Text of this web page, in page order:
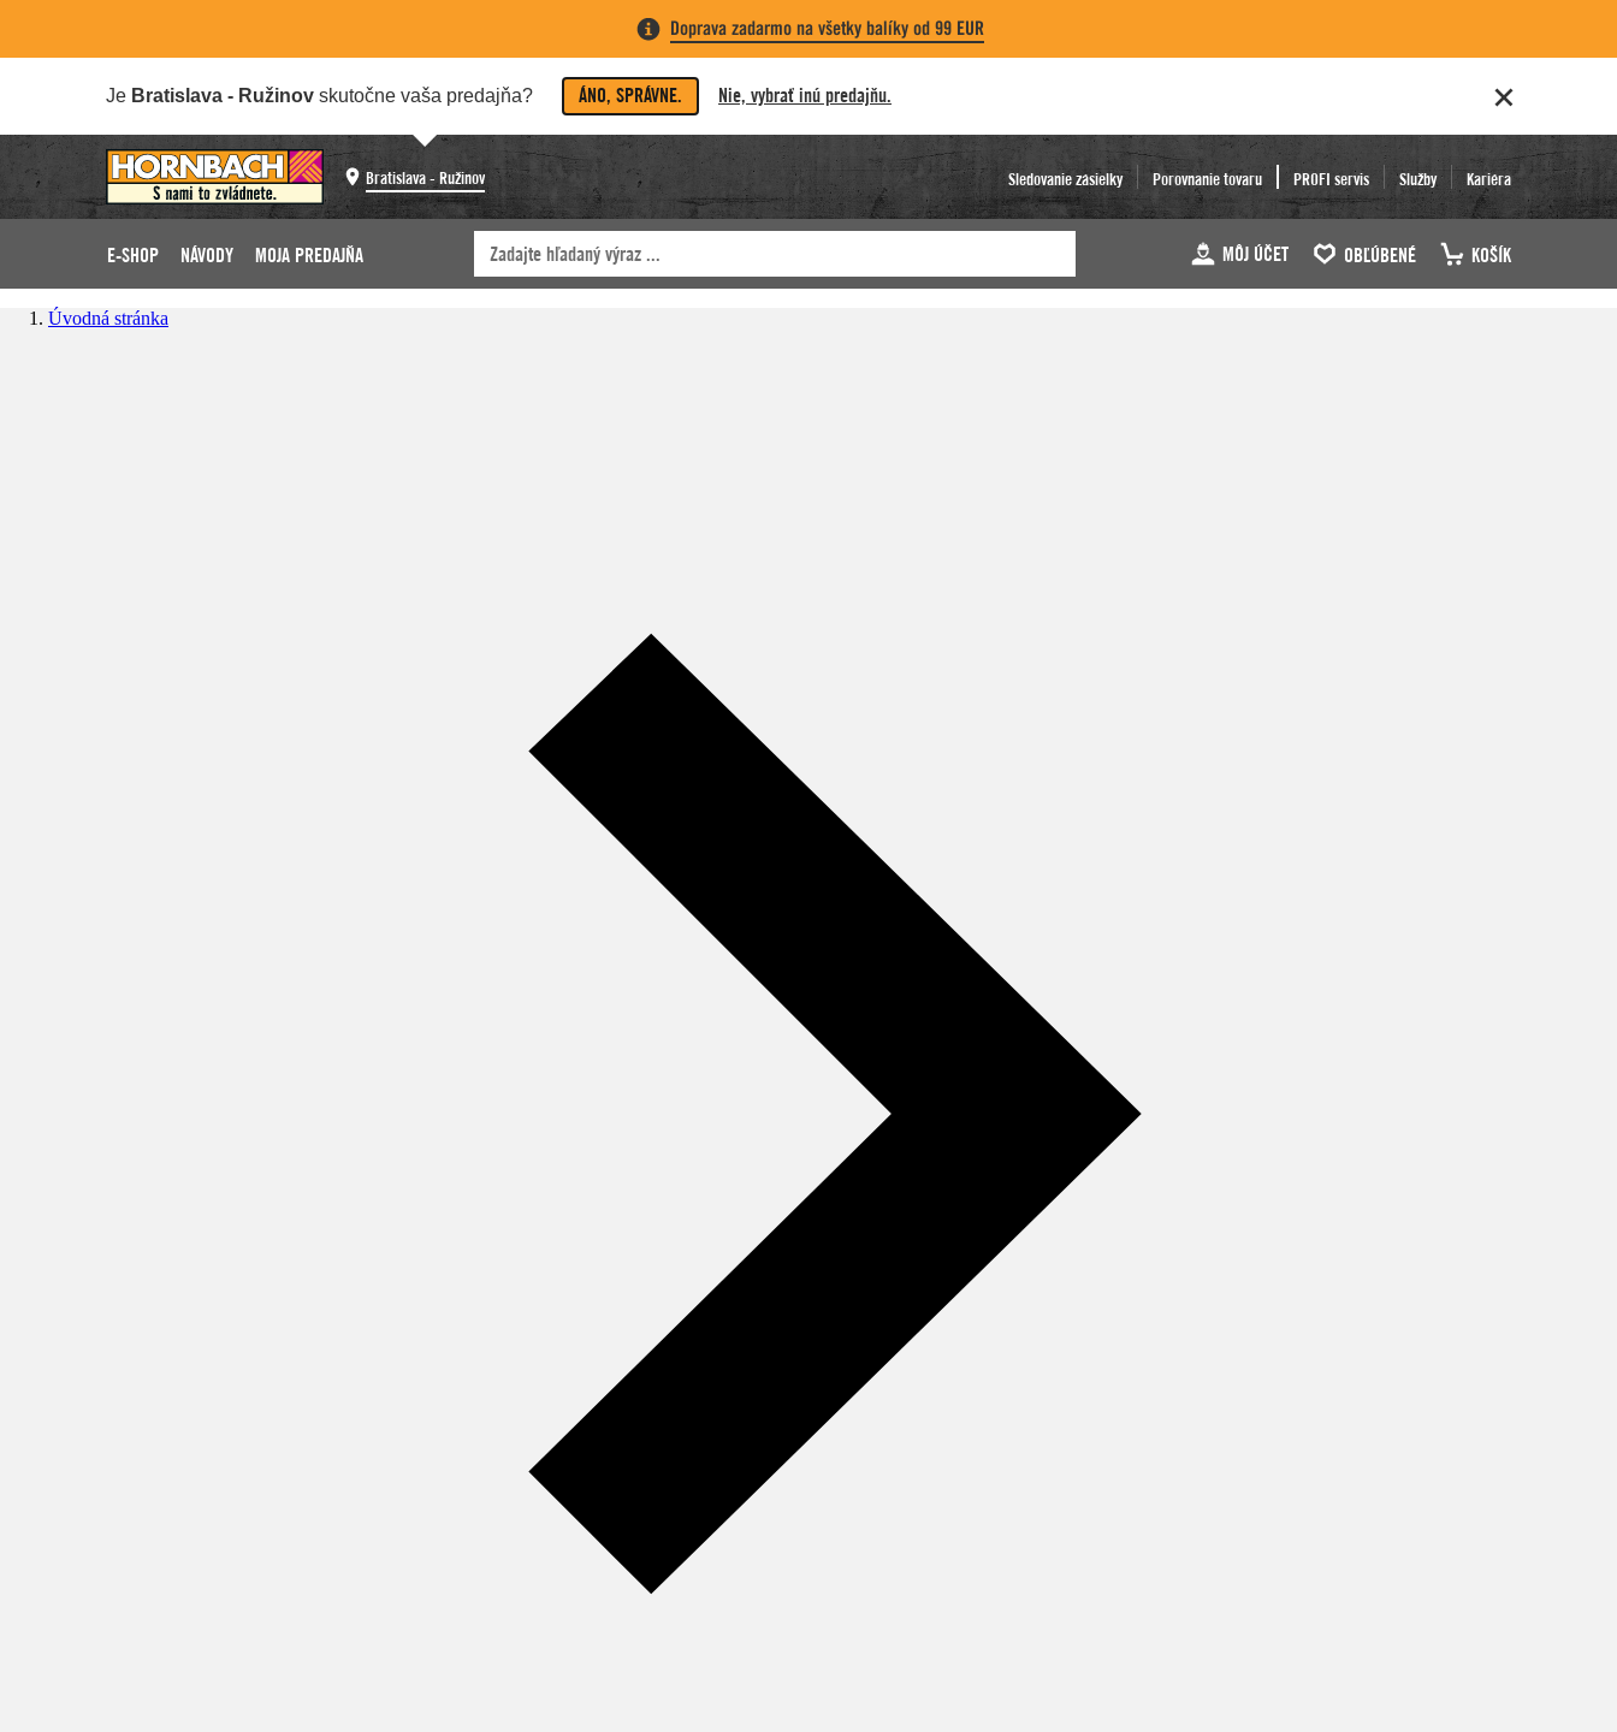
Doprava zadarmo na všetky balíky od 99 EUR
Je Bratislava - Ružinov skutočne vaša predajňa? ÁNO, SPRÁVNE. Nie, vybrať inú predajňu.
Bratislava - Ružinov Sledovanie zásielky Porovnanie tovaru PROFI servis Služby Kariéra
E-SHOP NÁVODY MOJA PREDAJŇA MÔJ ÚČET OBĽÚBENÉ KOŠÍK
Úvodná stránka